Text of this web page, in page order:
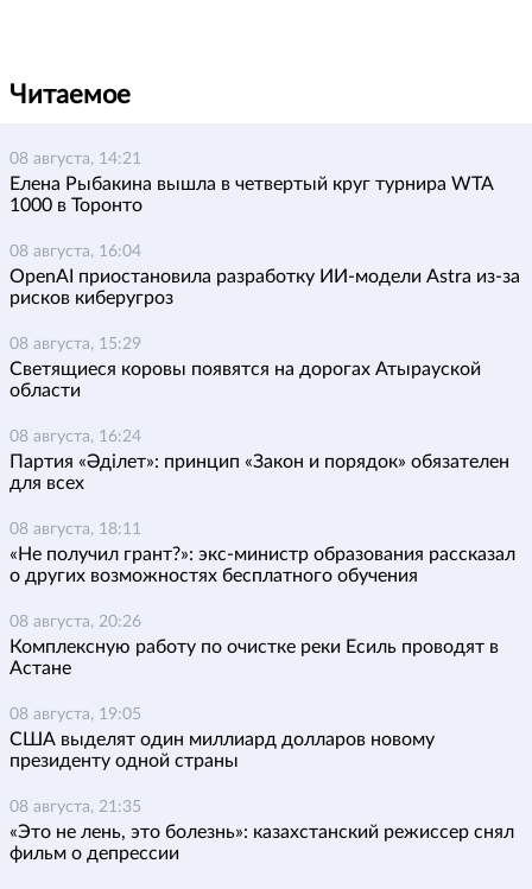
Читаемое
08 августа, 14:21
Елена Рыбакина вышла в четвертый круг турнира WTA
1000 в Торонто
08 августа, 16:04
OpenAI приостановила разработку ИИ-модели Astra из-за
рисков киберугроз
08 августа, 15:29
Светящиеся коровы появятся на дорогах Атырауской
области
08 августа, 16:24
Партия «Әділет»: принцип «Закон и порядок» обязателен
для всех
08 августа, 18:11
«Не получил грант?»: экс-министр образования рассказал
о других возможностях бесплатного обучения
08 августа, 20:26
Комплексную работу по очистке реки Есиль проводят в
Астане
08 августа, 19:05
США выделят один миллиард долларов новому
президенту одной страны
08 августа, 21:35
«Это не лень, это болезнь»: казахстанский режиссер снял
фильм о депрессии